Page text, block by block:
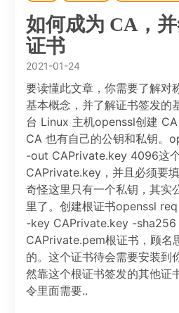
如何成为 CA，
证书
2021-01-24
要读懂此文章，你需要了解对
基本概念，并了解证书签发的
台 Linux 主机openssl创建 CA
CA 也有自己的公钥和私钥。
-out CAPrivate.key 4096这
CAPrivate.key，并且必须要
奇怪这里只有一个私钥，其实
里了。创建根证书openssl
-key CAPrivate.key -
CAPrivate.pem根证书，顾名
的。这个证书待会需要安装到
然靠这个根证书签发的其他证
令里面需要..